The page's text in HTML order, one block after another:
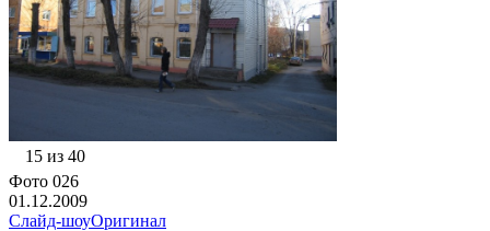
15 из 40
Фото 026
01.12.2009
Слайд-шоуОригинал